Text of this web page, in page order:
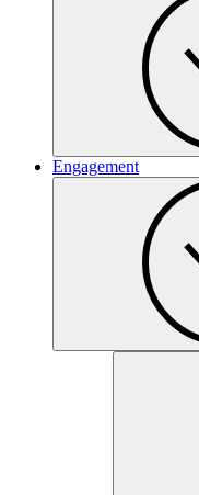
Engagement